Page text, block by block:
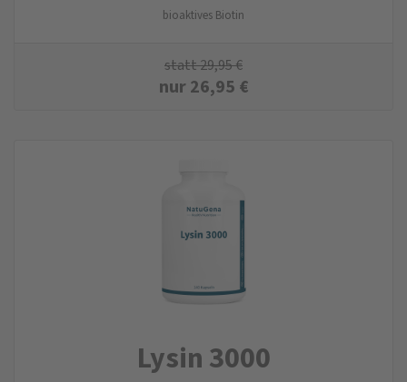
bioaktives Biotin
statt29,95€
nur26,95 €
Lysin 3000